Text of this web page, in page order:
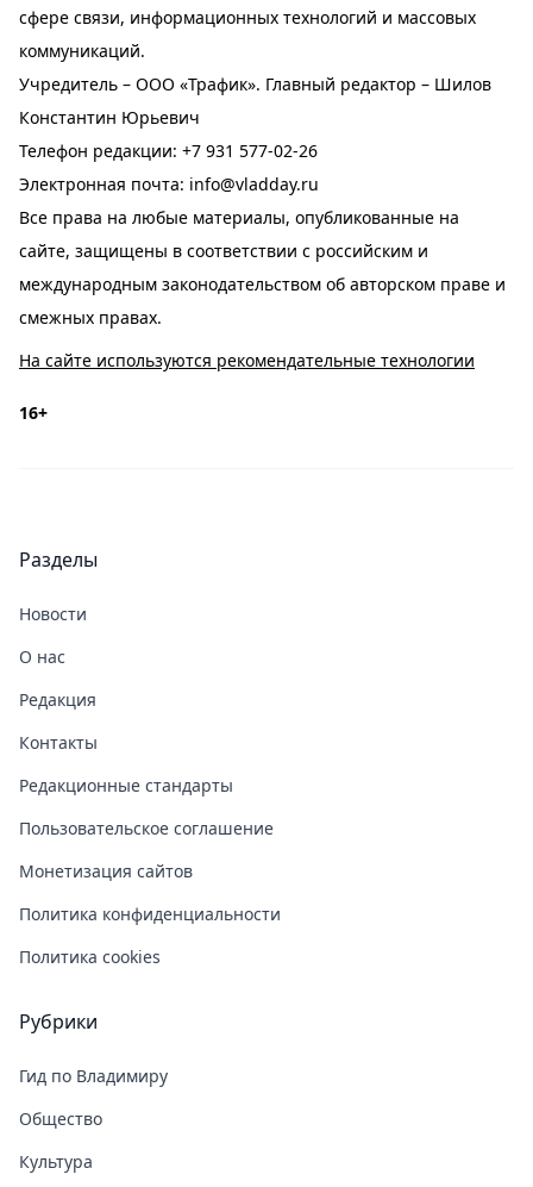
сфере связи, информационных технологий и массовых
коммуникаций.
Учредитель – ООО «Трафик». Главный редактор – Шилов
Константин Юрьевич
Телефон редакции: +7 931 577-02-26
Электронная почта: info@vladday.ru
Все права на любые материалы, опубликованные на
сайте, защищены в соответствии с российским и
международным законодательством об авторском праве и
смежных правах.
На сайте используются рекомендательные технологии
16+
Разделы
Новости
О нас
Редакция
Контакты
Редакционные стандарты
Пользовательское соглашение
Монетизация сайтов
Политика конфиденциальности
Политика cookies
Рубрики
Гид по Владимиру
Общество
Культура